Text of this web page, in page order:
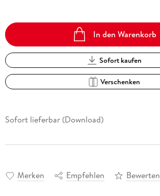
In den Warenkorb
Sofort kaufen
Verschenken
Sofort lieferbar (Download)
Merken Empfehlen Bewerten